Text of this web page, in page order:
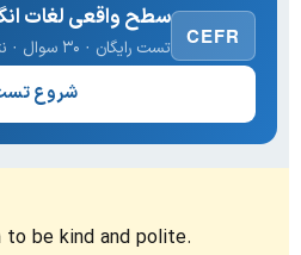
CEFR
سطح واقعی لغات
تست رایگان · ۳۰ سوال · نتیجه فوری
شروع
to be kind and polite.